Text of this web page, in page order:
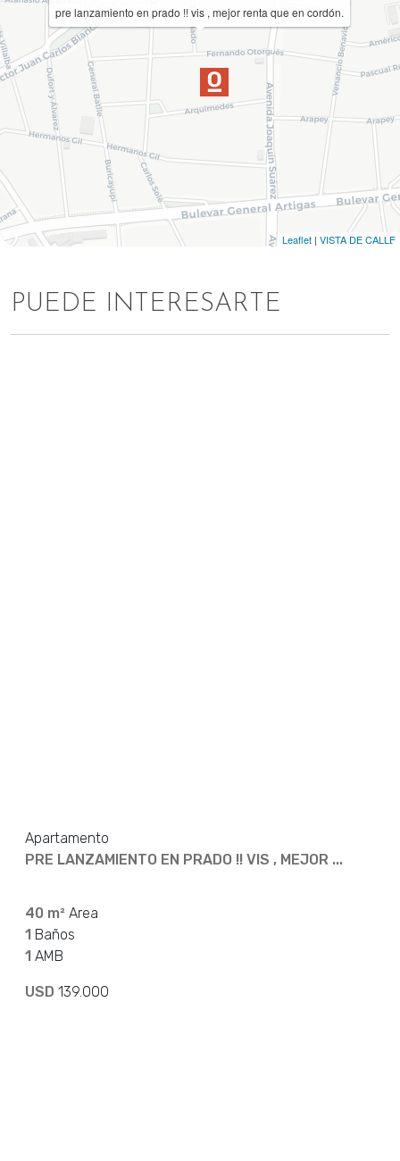
pre lanzamiento en prado !! vis , mejor renta que en cordón.
Leaflet | VISTA DE CALLE
PUEDE INTERESARTE
Apartamento
PRE LANZAMIENTO EN PRADO !! VIS , MEJOR ...
40 m² Area
1 Baños
1 AMB
USD 139.000